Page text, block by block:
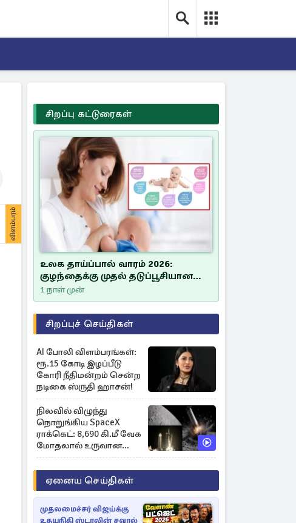
விளம்பரம்
சிறப்பு கட்டுரைகள்
உலக தாய்ப்பால் வாரம் 2026:
குழந்தைக்கு முதல் தடுப்பூசியான
சீம்பாலின் முக்கியத்துவம்!
1 நாள் முன்
சிறப்புச் செய்திகள்
AI போலி விளம்பரங்கள்:
ரூ.15 கோடி இழப்பீடு
கோரி நீதிமன்றம் சென்ற
நடிகை ஸ்ருதி ஹாசன்!
நிலவில் விழுந்து
நொறுங்கிய SpaceX
ராக்கெட்: 8,690 கி.மீ வேக
மோதலால் உருவான
புதிய பள்ளம்!
ஏனைய செய்திகள்
முதலமைச்சர் விஜய்க்கு
உதயநிதி ஸ்டாலின் சவால்